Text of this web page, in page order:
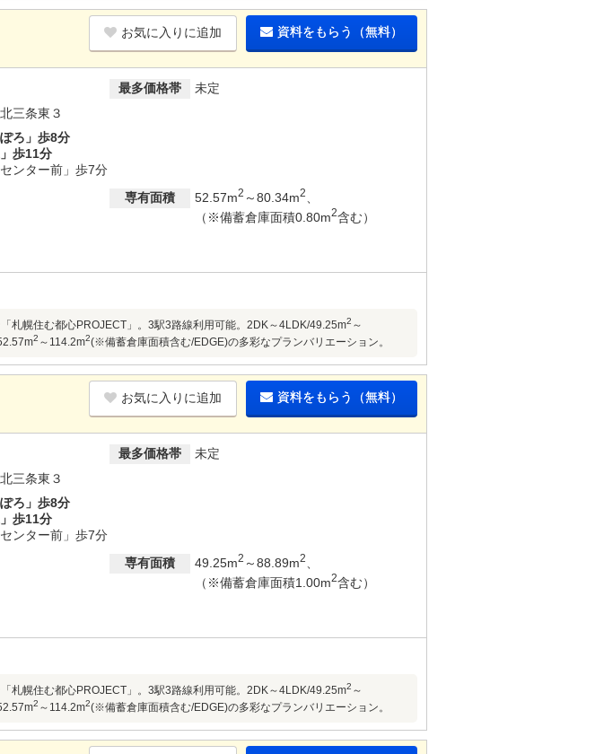
お気に入りに追加 資料をもらう（無料）
最多価格帯
未定
三条東３
ろ」歩8分
歩11分
ンター前」歩7分
専有面積 52.57m2 ～80.34m2
（※備蓄倉庫面積0.80m2含む）
札幌住む都心PROJECT」。3駅3路線利用可能。2DK～4LDK/49.25m2 ～
2 ～114.2m2(※備蓄倉庫面積含む/EDGE)の多彩なプランバリエーション。
お気に入りに追加 資料をもらう（無料）
最多価格帯
未定
三条東３
ろ」歩8分
歩11分
ンター前」歩7分
専有面積 49.25m2 ～88.89m2
（※備蓄倉庫面積1.00m2含む）
札幌住む都心PROJECT」。3駅3路線利用可能。2DK～4LDK/49.25m2 ～
2 ～114.2m2(※備蓄倉庫面積含む/EDGE)の多彩なプランバリエーション。